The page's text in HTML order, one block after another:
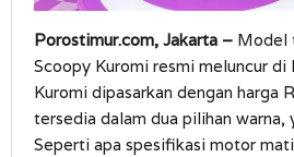
Porostimur.com, Jakarta – Model
Scoopy Kuromi resmi meluncur di
Kuromi dipasarkan dengan harga
tersedia dalam dua pilihan warna,
Seperti apa spesifikasi motor